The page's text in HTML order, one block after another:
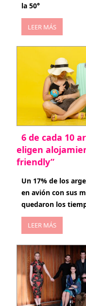
la 50°
LEER MÁS
6 de cada 10
eligen
friendly”
abril 27, 2026
Un 17% de los
en avión con sus
quedaron los
LEER MÁS